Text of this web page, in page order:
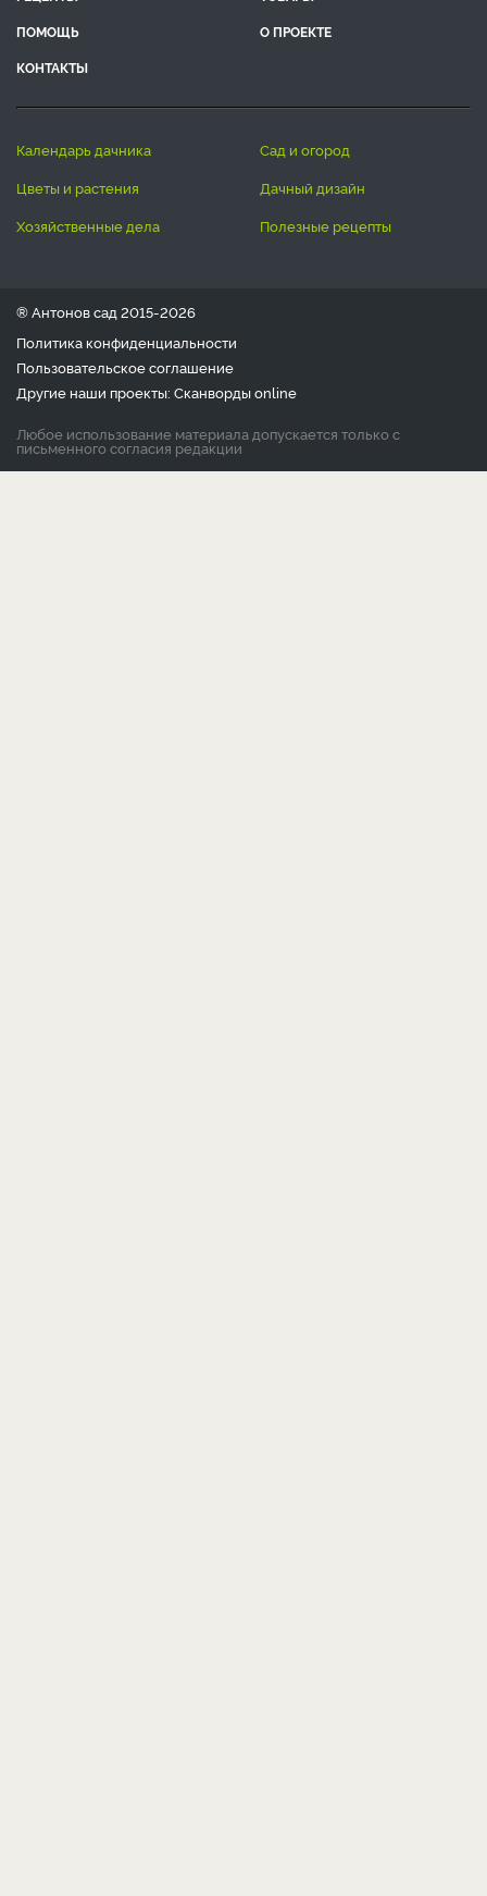
ПОМОЩЬ
О ПРОЕКТЕ
КОНТАКТЫ
календарь дачника
сад и огород
цветы и растения
дачный дизайн
хозяйственные дела
полезные рецепты
® Антонов сад 2015-2026
Политика конфиденциальности
Пользовательское соглашение
Другие наши проекты: Сканвордыonline
Любое использование материала допускается только с
письменного согласия редакции